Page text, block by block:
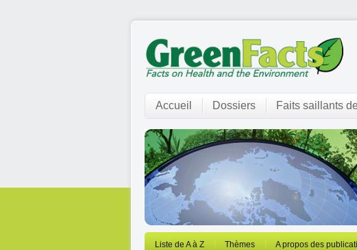
Accueil Dossiers Faits saillants
Liste de A à Z Thèmes A propos des